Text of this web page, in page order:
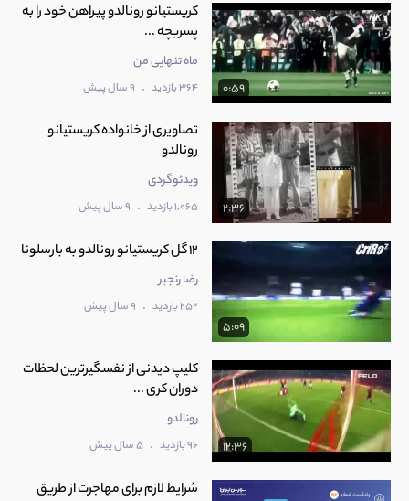
0:59
‫کریستیانو رونالدو پیراهن خود را به
پسربچه ...
ماه تنهایی من
364 بازدید . 9 سال پیش
2:36
‫تصاویری از خانواده کریستیانو
ویدئوگردی
1,065 بازدید . 9 سال پیش
5:09
رضا رنجبر
252 بازدید . 9 سال پیش
12:36
کلیپ دیدنی از نفسگیرترین لحظات
دوران کری ...
رونالدو
96 بازدید . 5 سال پیش
شرایط لازم برای مهاجرت از طریق